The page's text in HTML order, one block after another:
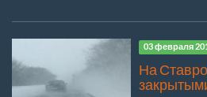
03 февраля
На